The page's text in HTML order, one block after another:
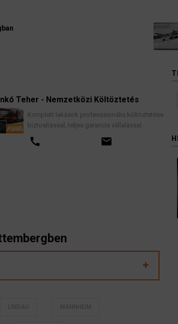
kellene vizsgálnia
3 August 2026
Teher - Nemzetközi Költöztetés
Komplett lakások professzionális költöztetése
biztosítással, teljes garancia vállalással.